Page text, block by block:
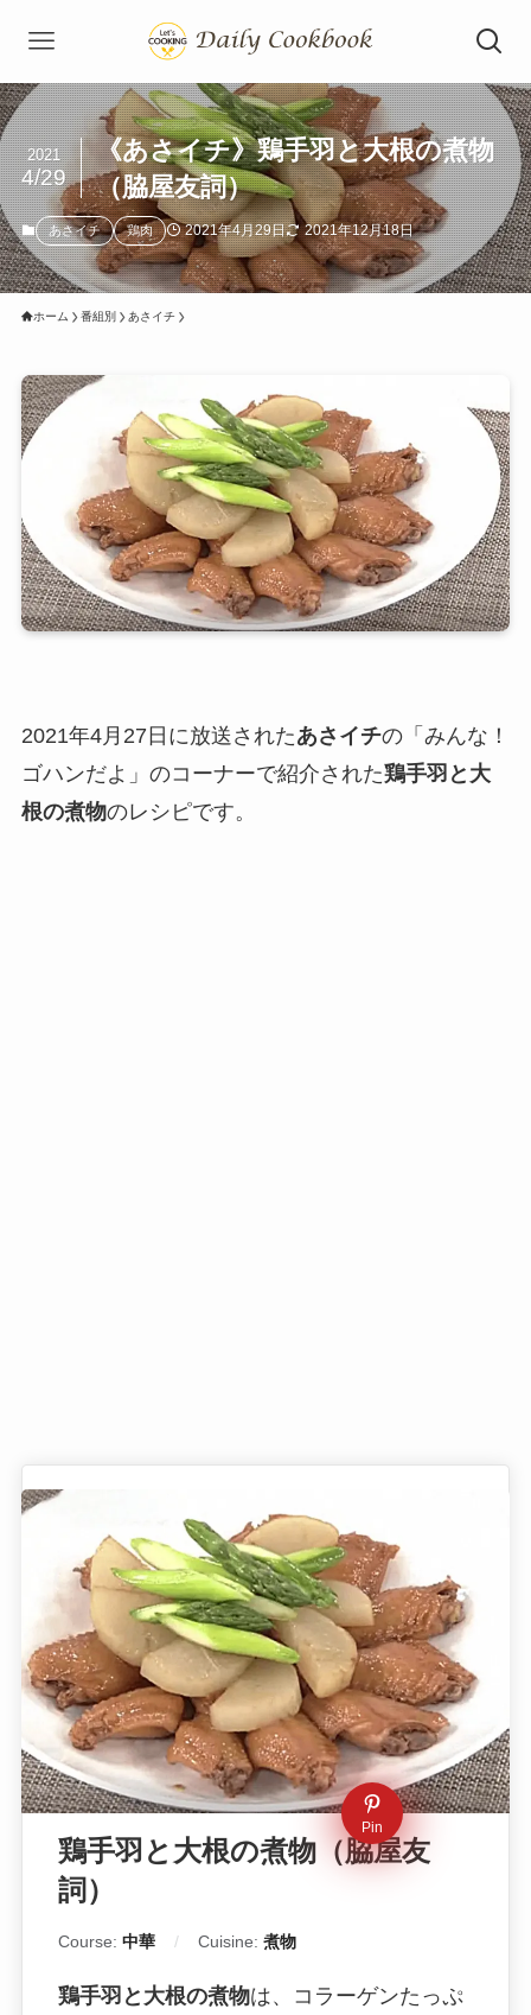
《あさイチ》鶏手羽と大根の煮物
（脇屋友詞）
2021
4/29
あさイチ 鶏肉 2021年4月29日 2021年12月18日
ホーム 番組別 あさイチ
2021年4月27日に放送されたあさイチの「みんな！
ゴハンだよ」のコーナーで紹介された鶏手羽と大
根の煮物のレシピです。
Pin
鶏手羽と大根の煮物（脇屋友
詞）
Course: 中華 Cuisine: 煮物
鶏手羽と大根の煮物は、コラーゲンたっぷ